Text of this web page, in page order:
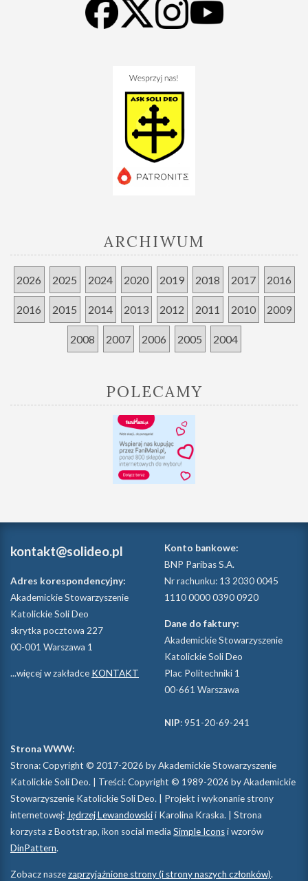
ARCHIWUM
2026 2025 2024 2020 2019 2018 2017 2016
2016 2015 2014 2013 2012 2011 2010 2009
2008 2007 2006 2005 2004
POLECAMY
kontakt@solideo.pl
Adres korespondencyjny:
Akademickie Stowarzyszenie
Katolickie Soli Deo
skrytka pocztowa 227
00-001 Warszawa 1
...więcej w zakładce KONTAKT
Konto bankowe:
BNP Paribas S.A.
Nr rachunku: 13 2030 0045
1110 0000 0390 0920
Dane do faktury:
Akademickie Stowarzyszenie
Katolickie Soli Deo
Plac Politechniki 1
00-661 Warszawa
NIP: 951-20-69-241
Strona WWW:
Strona: Copyright © 2017-2026 by Akademickie Stowarzyszenie
Katolickie Soli Deo. | Treści: Copyright © 1989-2026 by Akademickie
Stowarzyszenie Katolickie Soli Deo. | Projekt i wykonanie strony
internetowej: Jędrzej Lewandowskii Karolina Kraska. | Strona
korzysta z Bootstrap, ikon social media Simple Iconsi wzorów
DinPattern.
Zobacz naszezaprzyjaźnione strony (i strony naszych członków).